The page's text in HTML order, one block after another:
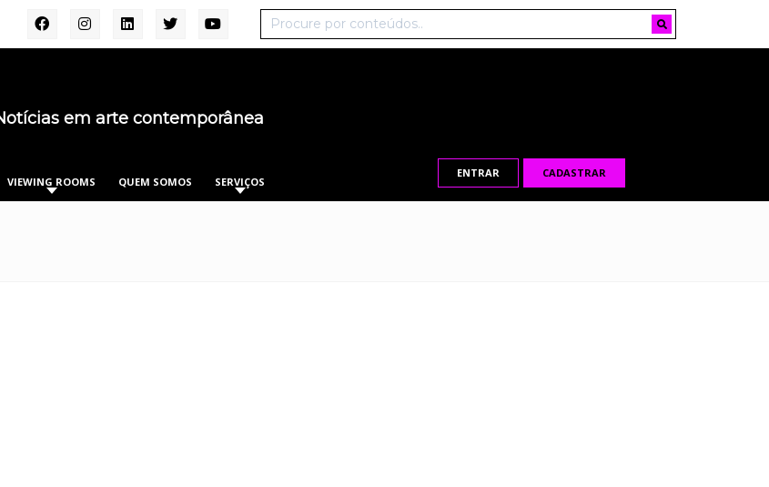
em arte contemporânea
VIEWING ROOMS QUEM SOMOS SERVIÇOS
ENTRAR CADASTRAR